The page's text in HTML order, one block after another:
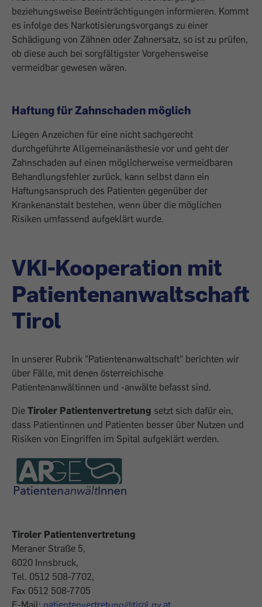
beziehungsweise Beeinträchtigungen informieren. Kommt
es infolge des Narkotisierungsvorgangs zu einer
Schädigung von Zähnen oder Zahnersatz, so ist zu prüfen,
ob diese auch bei sorg­fältigster Vor­gehensweise
vermeidbar gewesen wären. ­
Haftung für Zahnschaden möglich
Liegen Anzeichen für eine nicht sachgerecht
durchgeführte Allgemeinanästhesie vor und geht der
Zahnschaden auf einen möglicherweise vermeidbaren
Behandlungsfehler zurück, kann selbst dann ein
Haftungsanspruch des Patienten gegenüber der
Krankenanstalt bestehen, wenn über die möglichen
Risiken umfassend aufgeklärt wurde.
VKI-Kooperation mit
Patientenanwaltschaft
Tirol
In unserer Rubrik "Patientenanwaltschaft" berichten wir
über Fälle, mit denen österreichische
Patientenanwältinnen und -anwälte befasst sind.
Die Tiroler Patientenvertretung setzt sich dafür ein,
dass Patientinnen und Patienten besser über Nutzen und
Risiken von Eingriffen im Spital aufgeklärt werden.
Tiroler Patientenvertretung
Meraner Straße 5,
6020 Innsbruck,
Tel. 0512 508-7702,
Fax 0512 508-7705
E-Mail: patientenvertretung@tirol.gv.at